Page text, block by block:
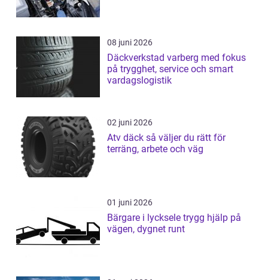
08 juni 2026
Däckverkstad varberg med fokus
på trygghet, service och smart
vardagslogistik
02 juni 2026
Atv däck så väljer du rätt för
terräng, arbete och väg
01 juni 2026
Bärgare i lycksele trygg hjälp på
vägen, dygnet runt